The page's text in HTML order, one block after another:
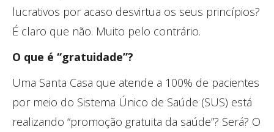
lucrativos por acaso desvirtua os seus princípios?
É claro que não. Muito pelo contrário.
O que é “gratuidade”?
Uma Santa Casa que atende a 100% de pacientes
por meio do Sistema Único de Saúde (SUS) está
realizando “promoção gratuita da saúde”? Será? O